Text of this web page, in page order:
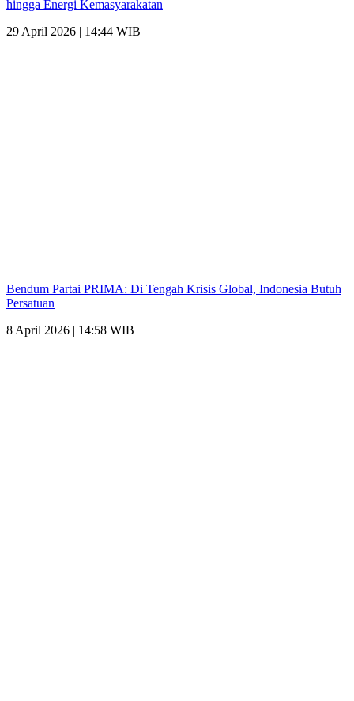
hingga Energi Kemasyarakatan
29 April 2026 | 14:44 WIB
Bendum Partai PRIMA: Di Tengah Krisis Global, Indonesia Butuh
Persatuan
8 April 2026 | 14:58 WIB